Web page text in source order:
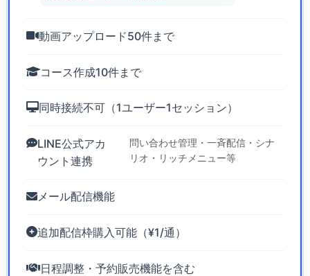
動画アップロード50件まで
コース作成10件まで
同時接続不可（1ユーザー1セッション）
LINE公式アカ
ウント連携
問い合わせ管理・一斉配信・シナ
リオ・リッチメニュー等
メール配信機能
追加配信枠購入可能（¥1/通）
日程調整・予約販売機能を含む